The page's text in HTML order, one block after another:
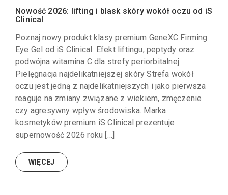
Nowość 2026: lifting i blask skóry wokół oczu od iS
Clinical
Poznaj nowy produkt klasy premium GeneXC Firming
Eye Gel od iS Clinical. Efekt liftingu, peptydy oraz
podwójna witamina C dla strefy periorbitalnej.
Pielęgnacja najdelikatniejszej skóry Strefa wokół
oczu jest jedną z najdelikatniejszych i jako pierwsza
reaguje na zmiany związane z wiekiem, zmęczenie
czy agresywny wpływ środowiska. Marka
kosmetyków premium iS Clinical prezentuje
supernowość 2026 roku […]
WIĘCEJ